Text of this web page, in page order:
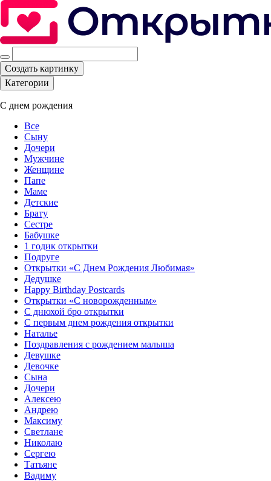
Создать картинку
Категории
С днем рождения
Все
Сыну
Дочери
Мужчине
Женщине
Папе
Маме
Детские
Брату
Сестре
Бабушке
1 годик открытки
Подруге
Открытки «С Днем Рождения Любимая»‎
Дедушке
Happy Birthday Postcards
Открытки «‎С новорожденным»
С днюхой бро открытки
С первым днем рождения открытки
Наталье
Поздравления с рождением малыша
Девушке
Девочке
Сына
Дочери
Алексею
Андрею
Максиму
Светлане
Николаю
Сергею
Татьяне
Вадиму